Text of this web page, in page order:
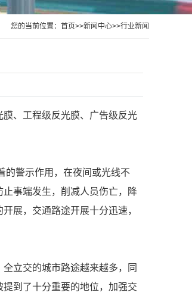
您的当前位置： 首页>>新闻中心>>行业新闻
、工程级反光膜、广告级反光
的警示作用，在夜间或光线不
事端发生，削减人员伤亡，降
展，交通路途开展十分迅速，
立交的城市路途越来越多，同
到了十分重要的地位，加强交